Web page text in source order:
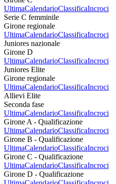
UltimaCalendarioClassificaIncroci
Serie C femminile
Girone regionale
UltimaCalendarioClassificaIncroci
Juniores nazionale
Girone D
UltimaCalendarioClassificaIncroci
Juniores Elite
Girone regionale
UltimaCalendarioClassificaIncroci
Allievi Elite
Seconda fase
UltimaCalendarioClassificaIncroci
Girone A - Qualificazione
UltimaCalendarioClassificaIncroci
Girone B - Qualificazione
UltimaCalendarioClassificaIncroci
Girone C - Qualificazione
UltimaCalendarioClassificaIncroci
Girone D - Qualificazione